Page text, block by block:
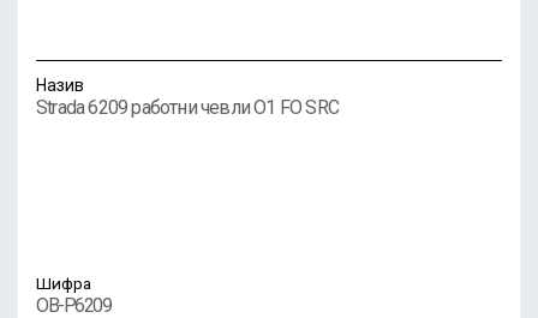
Назив
Strada 6209 работни чевли O1 FO SRC
Шифра
OB-P6209